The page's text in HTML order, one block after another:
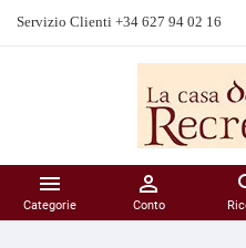
Servizio Clienti +34 627 94 02 16

Categorie

Conto